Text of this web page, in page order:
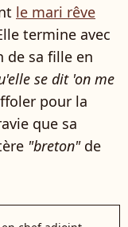
le mari rêve
termine avec
de sa fille en
se dit 'on me
pour la
que sa
"breton"de